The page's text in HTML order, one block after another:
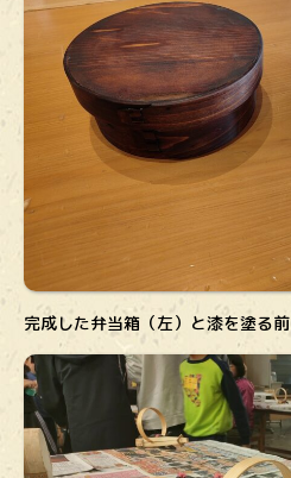
完成した弁当箱（左）と漆を塗る前